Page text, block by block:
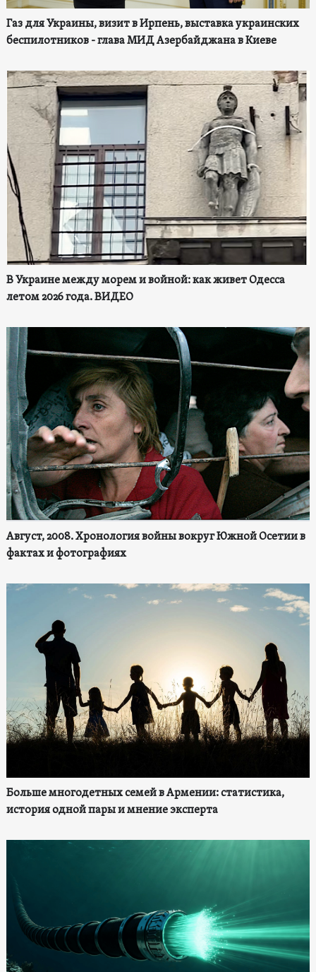
Газ для Украины, визит в Ирпень, выставка украинских
беспилотников - глава МИД Азербайджана в Киеве
В Украине между морем и войной: как живет Одесса
летом 2026 года. ВИДЕО
Август, 2008. Хронология войны вокруг Южной Осетии в
фактах и фотографиях
Больше многодетных семей в Армении: статистика,
история одной пары и мнение эксперта